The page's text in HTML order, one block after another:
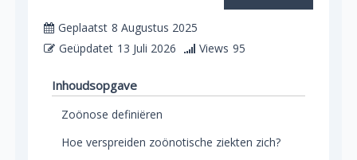
Geplaatst 8 Augustus 2025
Geüpdatet 13 Juli 2026 Views 95
Inhoudsopgave
Zoönose definiëren
Hoe verspreiden zoönotische ziekten zich?